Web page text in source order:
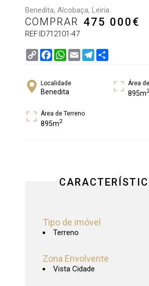
Benedita, Alcobaça, Leiria
COMPRAR 475 000 €
REF:ID712101-47
Copy
Link
Facebook
WhatsApp
EmailTelegram
Localidade
Benedita
Área
895m
Área de Terreno
895m2
Tipo de imóvel
Terreno
Zona Envolvente
Vista Cidade